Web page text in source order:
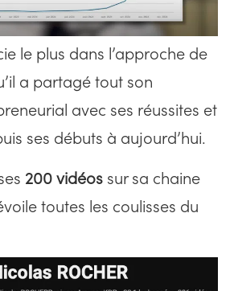
le plus dans l’approche de
a partagé tout son
avec ses réussites et
ses débuts à aujourd’hui.
200 vidéos sur sa chaine
toutes les coulisses du